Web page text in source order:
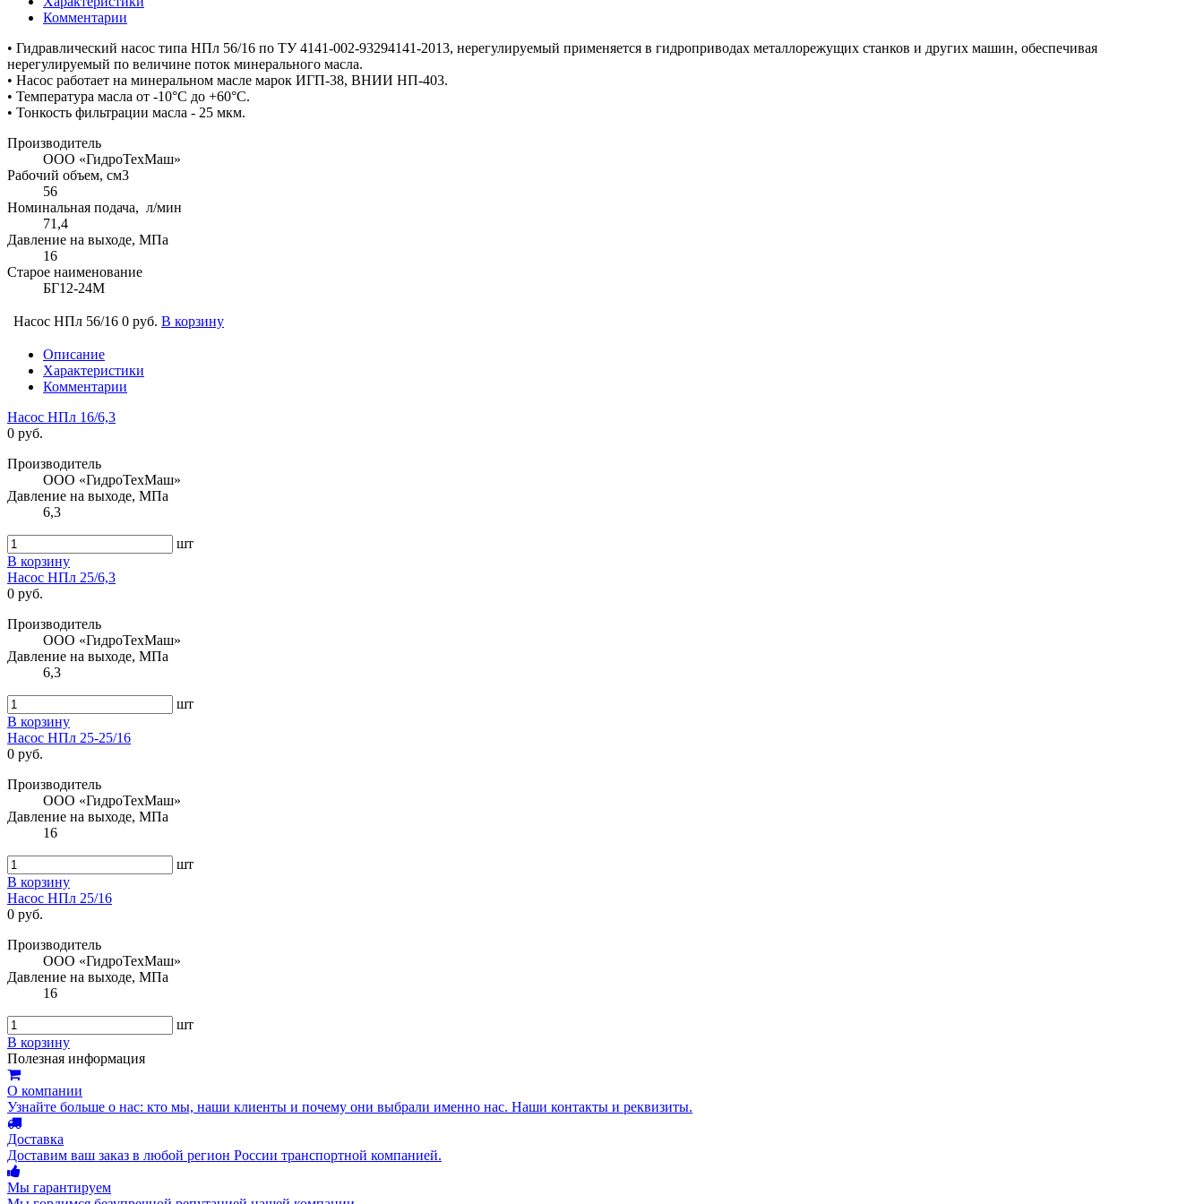
Комментарии
• Гидравлический насос типа НПл 56/16 по ТУ 4141-002-93294141-2013, нерегулируемый применяется в гидроприводах металлорежущих станков и других машин, обеспечивая
нерегулируемый по величине поток минерального масла.
• Насос работает на минеральном масле марок ИГП-38, ВНИИ НП-403.
• Температура масла от -10°С до +60°С.
• Тонкость фильтрации масла - 25 мкм.
Производитель
ООО «ГидроТехМаш»
Рабочий объем, см3
56
Номинальная подача, л/мин
71,4
Давление на выходе, МПа
16
Старое наименование
БГ12-24М
Насос НПл 56/16 0 руб. В корзину
Описание
Характеристики
Комментарии
Насос НПл 16/6,3
0 руб.
Производитель
ООО «ГидроТехМаш»
Давление на выходе, МПа
6,3
шт
В корзину
Насос НПл 25/6,3
0 руб.
Производитель
ООО «ГидроТехМаш»
Давление на выходе, МПа
6,3
шт
В корзину
Насос НПл 25-25/16
0 руб.
Производитель
ООО «ГидроТехМаш»
Давление на выходе, МПа
16
шт
В корзину
Насос НПл 25/16
0 руб.
Производитель
ООО «ГидроТехМаш»
Давление на выходе, МПа
16
шт
В корзину
Полезная информация
О компании
Узнайте больше о нас: кто мы, наши клиенты и почему они выбрали именно нас. Наши контакты и реквизиты.
Доставка
Доставим ваш заказ в любой регион России транспортной компанией.
Мы гарантируем